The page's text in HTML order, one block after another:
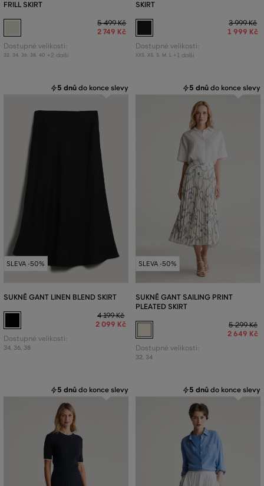
FRILL SKIRT
5 499 Kč
2 749 Kč
Dostupné velikosti:
32 34 36 38 40 +2 další
SKIRT
3 999 Kč
1 999 Kč
Dostupné velikosti:
XXS, XS, S, M L +1 další
5 dnů do konce slevy
SLEVA -50%
SUKNĚ GANT LINEN BLEND SKIRT
4 199 Kč
2 099 Kč
Dostupné velikosti:
34, 36, 38
5 dnů do konce slevy
SLEVA -50%
SUKNĚ GANT SAILING PRINT
PLEATED SKIRT
5 299 Kč
2 649 Kč
Dostupné velikosti:
32, 34
5 dnů do konce slevy 5 dnů do konce slevy